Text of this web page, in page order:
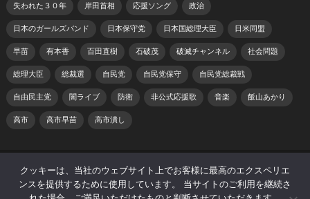
失われた３０年 岸田首相 応援ソング 政治
日本のガールズバンド 日本保守党 日本国総理大臣 日米同盟
早苗 有本香 百田直樹 石破茂 破滅チャンネル 社会問題
総理大臣 総裁選 自民党 自民党保守 自民党総裁戦
自由民主党 闇ライブ 防衛 非公式応援歌 音楽 飯山あかり
高市 高市早苗 高市潰し
© 2026 日本 寿チャンネル -WordPress Theme by
WPEnjoy
ホーム
プライバシーポリシー 著作権・肖像権について
クッキーは、当社のウェブサイト上でお客様に最高のエクスペリエ
ンスを提供するために使用しています。 当サイトのご利用を継続さ